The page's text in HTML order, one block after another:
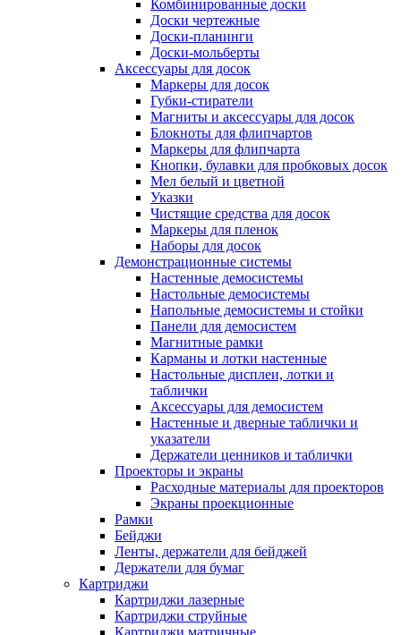
Комбинированные доски
Доски чертежные
Доски-планинги
Доски-мольберты
Аксессуары для досок
Маркеры для досок
Губки-стиратели
Магниты и аксессуары для досок
Блокноты для флипчартов
Маркеры для флипчарта
Кнопки, булавки для пробковых досок
Мел белый и цветной
Указки
Чистящие средства для досок
Маркеры для пленок
Наборы для досок
Демонстрационные системы
Настенные демосистемы
Настольные демосистемы
Напольные демосистемы и стойки
Панели для демосистем
Магнитные рамки
Карманы и лотки настенные
Настольные дисплеи, лотки и
таблички
Аксессуары для демосистем
Настенные и дверные таблички и
указатели
Держатели ценников и таблички
Проекторы и экраны
Расходные материалы для проекторов
Экраны проекционные
Рамки
Бейджи
Ленты, держатели для бейджей
Держатели для бумаг
Картриджи
Картриджи лазерные
Картриджи струйные